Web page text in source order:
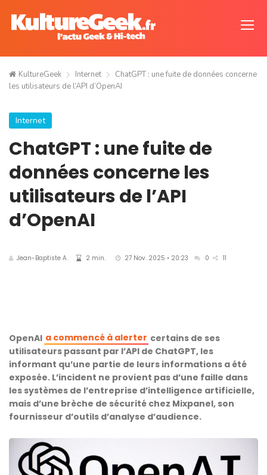
KultureGeek Internet
ChatGPT : une fuite de données concerne
les utilisateurs de l’API d’OpenAI
Internet
ChatGPT : une fuite de
données concerne les
utilisateurs de l’API
d’OpenAI
Jean-Baptiste A. 2 min. 27 Nov. 2025 • 20:23 0 11
OpenAI a commencé à alerter certains de ses
utilisateurs passant par l’API de ChatGPT, les
informant qu’une partie de leurs informations a été
exposée. L’incident ne provient pas d’une faille dans
les systèmes de l’entreprise d’intelligence artificielle,
mais d’une brèche de sécurité chez Mixpanel, son
fournisseur d’outils d’analyse d’audience.